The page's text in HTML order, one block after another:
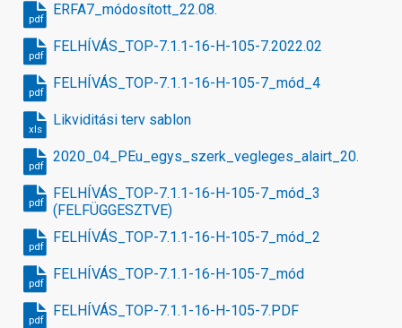
ERFA7_módosított_22.08.
pdf
FELHÍVÁS_TOP-7.1.1-16-H-105-7.2022.02
pdf
FELHÍVÁS_TOP-7.1.1-16-H-105-7_mód_4
pdf
Likviditási terv sablon
xls
2020_04_PEu_egys_szerk_vegleges_alairt_20.12.
pdf
FELHÍVÁS_TOP-7.1.1-16-H-105-7_mód_3
(FELFÜGGESZTVE)
pdf
FELHÍVÁS_TOP-7.1.1-16-H-105-7_mód_2
pdf
FELHÍVÁS_TOP-7.1.1-16-H-105-7_mód
pdf
FELHÍVÁS_TOP-7.1.1-16-H-105-7.PDF
pdf